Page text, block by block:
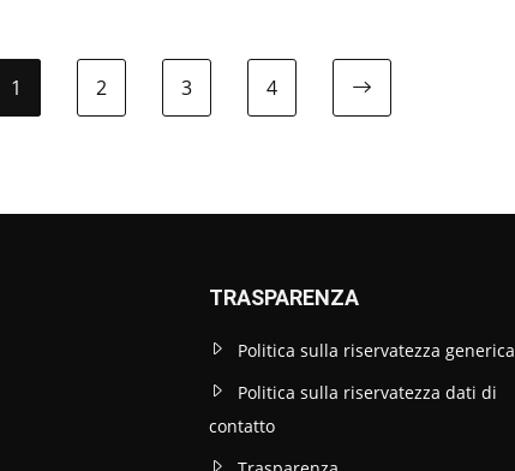
1 2 3 4
TRASPARENZA
Politica sulla riservatezza generica
Politica sulla riservatezza dati di
contatto